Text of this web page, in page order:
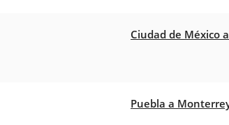
Ciudad de México
Puebla a